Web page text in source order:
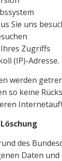
Sie uns
Zugriffs
(IP)-Adresse.
werden
so keine
des
Daten